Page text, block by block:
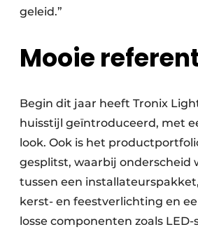
geleid.”
Mooie
Begin dit jaar heeft Tronix
huisstijl geïntroduceerd, met
look. Ook is het
gesplitst, waarbij onderscheid
tussen een
kerst- en feestverlichting en
losse componenten zoals LED-